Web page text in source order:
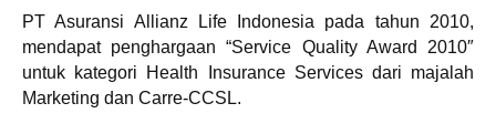
PT Asuransi Allianz Life Indonesia pada tahun 2010,
mendapat penghargaan “Service Quality Award 2010″
untuk kategori Health Insurance Services dari majalah
Marketing dan Carre-CCSL.